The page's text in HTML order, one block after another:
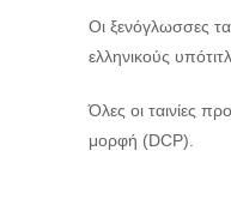
Οι ξενόγλωσσες
ελληνικούς
Όλες οι ταινίες
μορφή (DCP).